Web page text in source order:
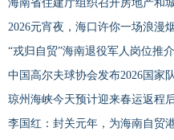
海南省住建厅组织召开房地产和
2026元宵夜，海口许你一场浪漫
“戎归自贸”海南退役军人岗位推
中国高尔夫球协会发布2026国家
琼州海峡今天预计迎来春运返程
李国红：封关元年，为海南自贸